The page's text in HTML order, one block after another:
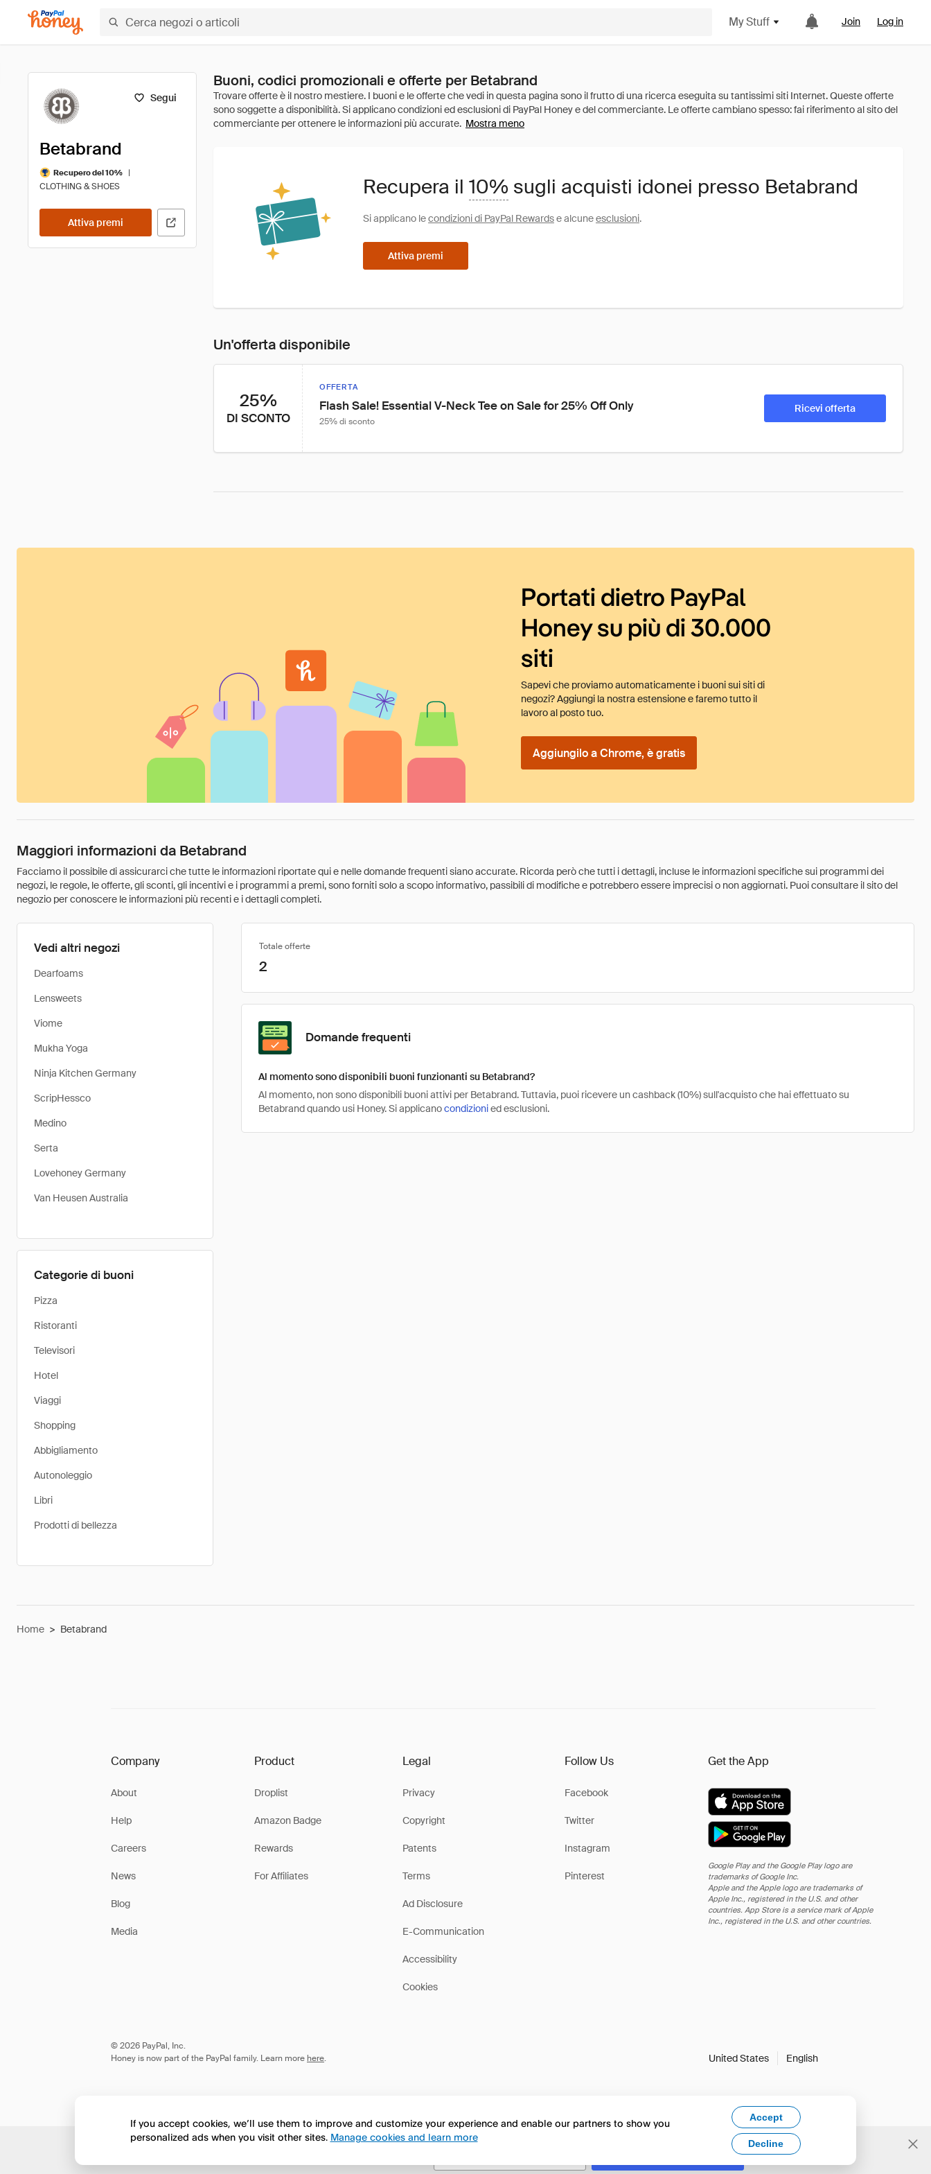
My Stuff Join Log in
Segui
Betabrand
Recupero del 10%
|
CLOTHING & SHOES
Attiva premi
Buoni, codici promozionali e offerte per Betabrand
Mostra meno
Recupera il 10% sugli acquisti idonei presso Betabrand
Si applicano lecondizioni di PayPal Rewardse alcuneesclusioni.
Attiva premi
Un'offerta disponibile
25%
DI SCONTO
OFFERTA
Flash Sale! Essential V-Neck Tee on Sale for 25% Off Only
25% di sconto
Ricevi offerta
Portati dietro PayPal
Honey su più di 30.000
siti
Sapevi che proviamo automaticamente i buoni sui siti di
negozi? Aggiungi la nostra estensione e faremo tutto il
lavoro al posto tuo.
Aggiungilo a Chrome, è gratis
Maggiori informazioni da Betabrand
Facciamo il possibile di assicurarci che tutte le informazioni riportate qui e nelle domande frequenti siano accurate. Ricorda però che tutti i dettagli, incluse le informazioni specifiche sui programmi dei
negozi, le regole, le offerte, gli sconti, gli incentivi e i programmi a premi, sono forniti solo a scopo informativo, passibili di modifiche e potrebbero essere imprecisi o non aggiornati. Puoi consultare il sito del
negozio per conoscere le informazioni più recenti e i dettagli completi.
Vedi altri negozi
Dearfoams
Lensweets
Viome
Mukha Yoga
Ninja Kitchen Germany
ScripHessco
Medino
Serta
Lovehoney Germany
Van Heusen Australia
Categorie di buoni
Pizza
Ristoranti
Televisori
Hotel
Viaggi
Shopping
Abbigliamento
Autonoleggio
Libri
Prodotti di bellezza
Totale offerte
2
Domande frequenti
Al momento sono disponibili buoni funzionanti su Betabrand?
Al momento, non sono disponibili buoni attivi per Betabrand. Tuttavia, puoi ricevere un cashback (10%) sull'acquisto che hai effettuato su
Betabrand quando usi Honey. Si applicanocondizionied esclusioni.
Home > Betabrand
Company
About
Help
Careers
News
Blog
Media
Product
Droplist
Amazon Badge
Rewards
For Affiliates
Legal
Privacy
Copyright
Patents
Terms
Ad Disclosure
E-Communication
Accessibility
Cookies
Follow Us
Facebook
Twitter
Instagram
Pinterest
Get the App
Google Play and the Google Play logo are
trademarks of Google Inc.
Apple and the Apple logo are trademarks of
Apple Inc., registered in the U.S. and other
countries. App Store is a service mark of Apple
Inc., registered in the U.S. and other countries.
© 2026 PayPal, Inc.
Honey is now part of the PayPal family. Learn more here. United States English
If you accept cookies, we’ll use them to improve and customize your experience and enable our partners to show you
personalized ads when you visit other sites. Manage cookies and learn more
Accept
Decline